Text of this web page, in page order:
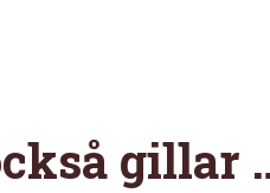
gillar